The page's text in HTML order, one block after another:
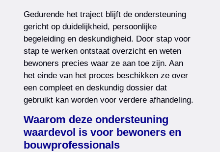
Gedurende het traject blijft de ondersteuning
gericht op duidelijkheid, persoonlijke
begeleiding en deskundigheid. Door stap voor
stap te werken ontstaat overzicht en weten
bewoners precies waar ze aan toe zijn. Aan
het einde van het proces beschikken ze over
een compleet en deskundig dossier dat
gebruikt kan worden voor verdere afhandeling.
Waarom deze ondersteuning
waardevol is voor bewoners en
bouwprofessionals